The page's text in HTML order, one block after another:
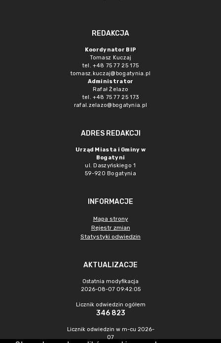
REDAKCJA
Koordynator BIP
Tomasz Kuczaj
tel. +48 75 77 25 175
tomasz.kuczaj@bogatynia.pl
Administrator
Rafał Żelazo
tel. +48 75 77 25 173
rafal.zelazo@bogatynia.pl
ADRES REDAKCJI
Urząd Miasta i Gminy w
Bogatyni
ul. Daszyńskiego 1
59-920 Bogatynia
INFORMACJE
Mapa strony
Rejestr zmian
Statystyki odwiedzin
AKTUALIZACJE
Ostatnia modyfikacja
2026-08-07 09:42:05
Licznik odwiedzin ogółem
346 823
Licznik odwiedzin w m-cu 2026-
07